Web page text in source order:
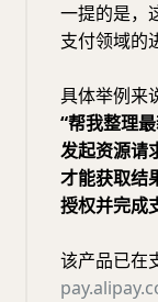
一提的是，
支付领域的
具体举例来
“帮我整理
发起资源请
才能获取结
授权并完成
该产品已在